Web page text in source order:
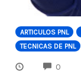
ARTICULOS PNL
TECNICAS DE PNL
0